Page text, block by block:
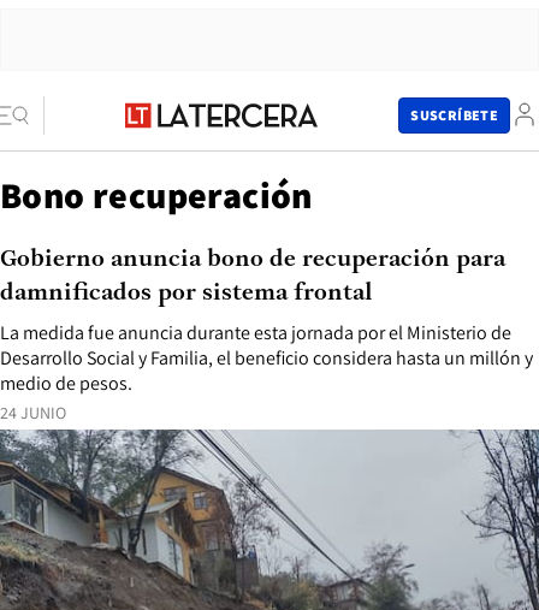
SUSCRÍBETE
Bono recuperación
24 JUNIO
La medida fue anuncia durante esta jornada por el Ministerio de
Desarrollo Social y Familia, el beneficio considera hasta un millón y
medio de pesos.
Gobierno anuncia bono de recuperación para
damnificados por sistema frontal